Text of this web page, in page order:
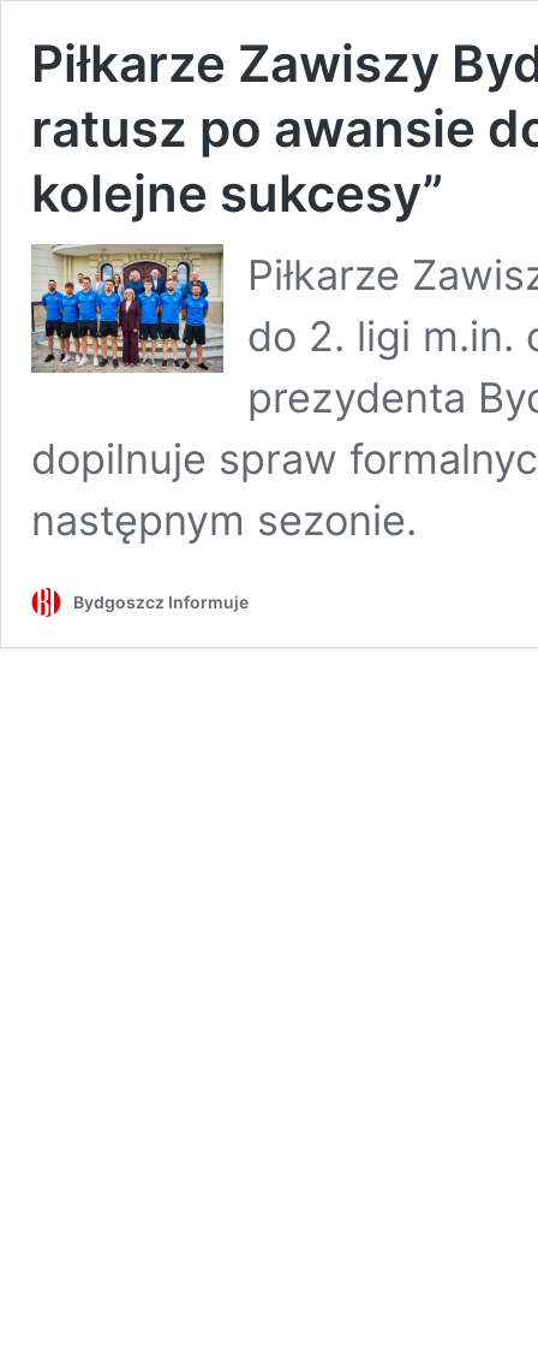
Piłkarze Zawiszy
ratusz po awansie
kolejne sukcesy”
Piłkarze
do 2. ligi m.in.
prezydenta
dopilnuje spraw
następnym sezonie.
Bydgoszcz Informuje